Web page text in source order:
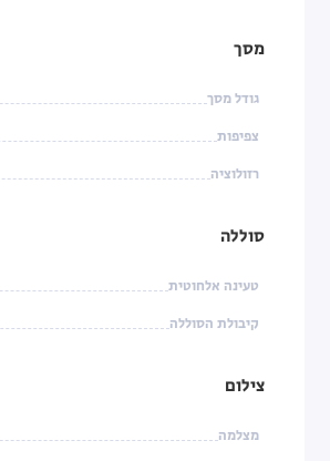
מסך
גודל מסך
צפיפות
רזולוציה
סוללה
טעינה אלחוטית
קיבולת הסוללה
צילום
מצלמה